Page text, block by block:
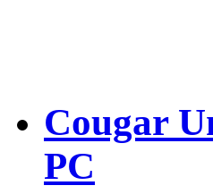
Cougar
PC